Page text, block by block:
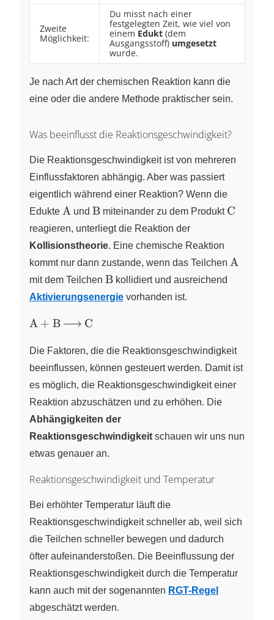
Zweite
Möglichkeit:
Du misst nach einer
festgelegten Zeit, wie viel von
einem Edukt (dem
Ausgangsstoff) umgesetzt
wurde.
Je nach Art der chemischen Reaktion kann die
eine oder die andere Methode praktischer sein.
Was beeinflusst die Reaktionsgeschwindigkeit?
Die Reaktionsgeschwindigkeit ist von mehreren
Einflussfaktoren abhängig. Aber was passiert
eigentlich während einer Reaktion? Wenn die
Edukte \ce{A}
A und \ce{B}
B miteinander zu dem Produkt \ce{C}
C
reagieren, unterliegt die Reaktion der
Kollisionstheorie. Eine chemische Reaktion
kommt nur dann zustande, wenn das Teilchen \ce{A}
A
mit dem Teilchen \ce{B}
B kollidiert und ausreichend
Aktivierungsenergie vorhanden ist.
\ce{
B -
>
A + B C
Die Faktoren, die die Reaktionsgeschwindigkeit
beeinflussen, können gesteuert werden. Damit ist
es möglich, die Reaktionsgeschwindigkeit einer
Reaktion abzuschätzen und zu erhöhen. Die
Abhängigkeiten der
Reaktionsgeschwindigkeit schauen wir uns nun
etwas genauer an.
Reaktionsgeschwindigkeit und Temperatur
Bei erhöhter Temperatur läuft die
Reaktionsgeschwindigkeit schneller ab, weil sich
die Teilchen schneller bewegen und dadurch
öfter aufeinanderstoßen. Die Beeinflussung der
Reaktionsgeschwindigkeit durch die Temperatur
kann auch mit der sogenannten RGT-Regel
abgeschätzt werden.